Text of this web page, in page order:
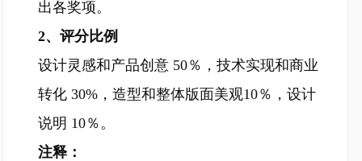
出各奖项。
2、评分比例
设计灵感和产品创意 50％，技术实现和商业
转化 30%，造型和整体版面美观10％，设计
说明 10％。
注释：